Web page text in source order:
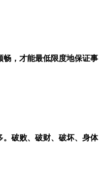
畅，才能最低限度地保证事
。破败、破财、破坏、身体